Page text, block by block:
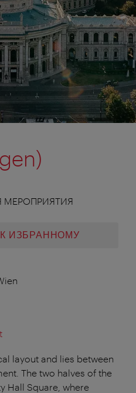
МЕРОПРИЯТИЯ
ИЗБРАННОМУ
layout and lies between
The two halves of the
Hall Square, where